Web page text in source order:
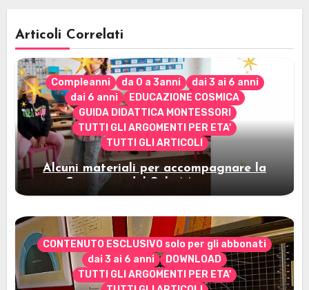
Articoli Correlati
Compleanni da 0 a 3anni
dai 3 ai 6 anni
dai 6 anni
EDUCAZIONE COSMICA
GUIDA DIDATTICA MONTESSORI
TUTTI GLI ARGOMENTI PER ETA'
TUTTI GLI ARTICOLI
Alcuni materiali per accompagnare la
Cerimonia del Sole Montessori
CONTENUTO ESCLUSIVO solo per gli abbonati
dai 3 ai 6 anni
DOWNLOAD
TUTTI GLI ARGOMENTI PER ETA'